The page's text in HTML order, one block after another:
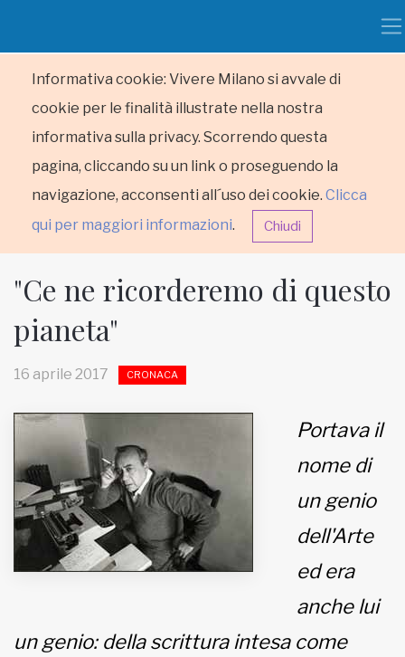
Informativa cookie: Vivere Milano si avvale di
cookie per le finalità illustrate nella nostra
informativa sulla privacy. Scorrendo questa
pagina, cliccando su un link o proseguendo la
navigazione, acconsenti all´uso dei cookie. Clicca
qui per maggiori informazioni. Chiudi
HOME
Inviateci le vostre segnalazioni
Iscriviti alla newsletter
Bernardis
"Ce ne ricorderemo di questo
pianeta"
16 aprile 2017 CRONACA
Portava il
nome di
un genio
dell'Arte
ed era
anche lui
un genio: della scrittura intesa come